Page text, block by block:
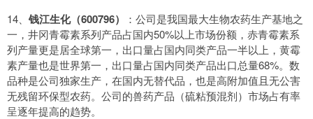
14、 钱江生化（600796）
：公司是我国最大生物农药生产基地之
一，井冈青霉素系列产品占国内50%以上市场份额，赤青霉素系
列产量更是居全球第一，出口量占国内同类产品一半以上，黄霉
素产量也是世界第一，出口量占国内同类产品出口总量68%。数
品种是公司独家生产，在国内无替代品，也是高附加值且无公害
无残留环保型农药。公司的兽药产品（硫粘预混剂）市场占有率
呈逐年提高的趋势。